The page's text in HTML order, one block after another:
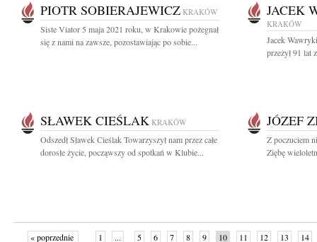
PIOTR SOBIERAJEWICZ KRAKÓW
Siste Viator 5 maja 2021 roku, w Krakowie pożegnał
się z nami na zawsze, pozostawiając po sobie...
JACEK
KRAKÓW
Jacek
przeżył 91 lat
SŁAWEK CIEŚLAK KRAKÓW
Odszedł Sławek Cieślak Towarzyszył nam przez całe
dorosłe życie, począwszy od spotkań w Klubie...
JÓZEF
Z poczuciem
Ziębę
« poprzednie 1 ... 5 6 7 8 9 10 11 12 13 14